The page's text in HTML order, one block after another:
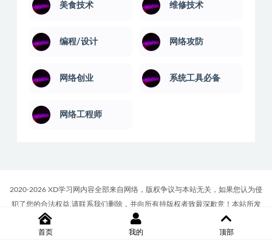
美食技术 维修技术
编程/设计 网络攻防
网络创业 系统工具必备
网络工程师
2020-2026 XD学习网内容全部来自网络，版权争议与本站无关，如果您认为侵
犯了您的合法权益,请联系我们删除，并向所有持版权者致最深歉意！本站所发
布的一切学习教程、软件等资料仅限用于学习体验和研究目的；请自觉下载后
24小时内删除，如果您喜欢该资料，请支持正版！商务合作或版权联系邮箱
首页 我的 顶部